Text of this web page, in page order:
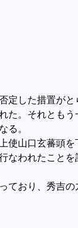
定した措置がと
た。それとも
る。
使山口玄蕃頭を
なわれたことを
ており、秀吉の